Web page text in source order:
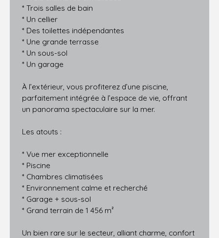
* Trois salles de bain
* Un cellier
* Des toilettes indépendantes
* Une grande terrasse
* Un sous-sol
* Un garage
À l’extérieur, vous profiterez d’une piscine,
parfaitement intégrée à l’espace de vie, offrant
un panorama spectaculaire sur la mer.
Les atouts :
* Vue mer exceptionnelle
* Piscine
* Chambres climatisées
* Environnement calme et recherché
* Garage + sous-sol
* Grand terrain de 1 456 m²
Un bien rare sur le secteur, alliant charme, confort